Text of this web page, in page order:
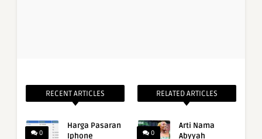
RECENT ARTICLES
0
Harga Pasaran
Iphone
RELATED ARTICLES
0
Arti Nama
Abyyah